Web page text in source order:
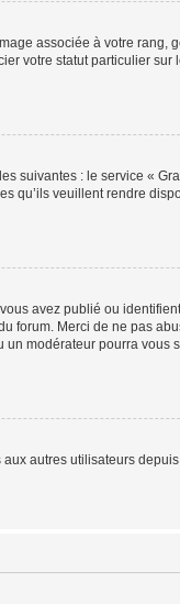
associée à votre
votre statut particulier sur
suivantes : le service «
qu’ils veuillent rendre
avez publié ou
forum. Merci de ne pas
modérateur pourra vous
autres utilisateurs